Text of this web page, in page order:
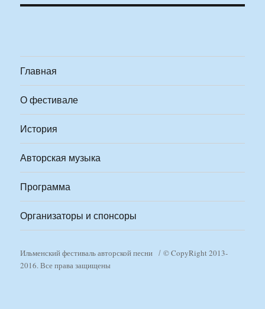
Главная
О фестивале
История
Авторская музыка
Программа
Организаторы и спонсоры
Ильменский фестиваль авторской песни
© CopyRight 2013-
2016. Все права защищены